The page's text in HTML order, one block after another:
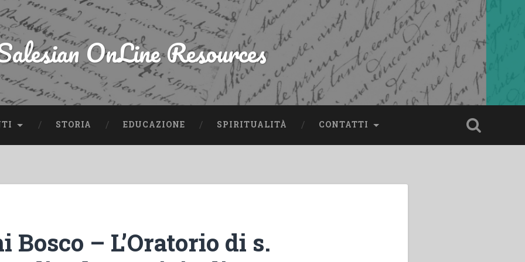
OnLine Resources
STORIA EDUCAZIONE SPIRITUALITÀ CONTATTI
Bosco – L’Oratorio di s.